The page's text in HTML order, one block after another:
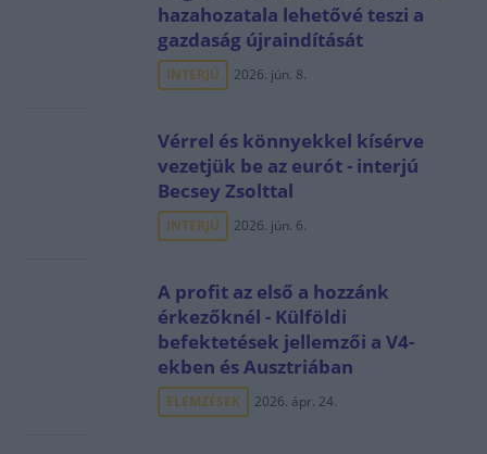
hazahozatala lehetővé teszi a
gazdaság újraindítását
INTERJÚ 2026. jún. 8.
Vérrel és könnyekkel kísérve
vezetjük be az eurót - interjú
Becsey Zsolttal
INTERJÚ 2026. jún. 6.
A profit az első a hozzánk
érkezőknél - Külföldi
befektetések jellemzői a V4-
ekben és Ausztriában
ELEMZÉSEK 2026. ápr. 24.